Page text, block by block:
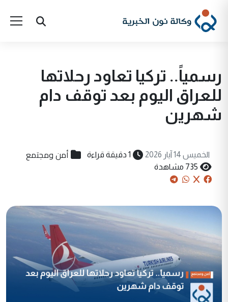
رسمياً.. تركيا تعاود رحلاتها
للعراق اليوم بعد توقف دام
شهرين
الخميس 14 آيار 2026 1 دقيقة قراءة أمن ومجتمع
735 مشاهدة